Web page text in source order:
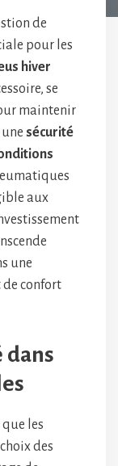
de
pour les
hiver
se
maintenir
sécurité
aux
une
confort
dans
les
des